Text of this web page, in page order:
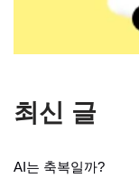
최신 글
AI는 축복일까?